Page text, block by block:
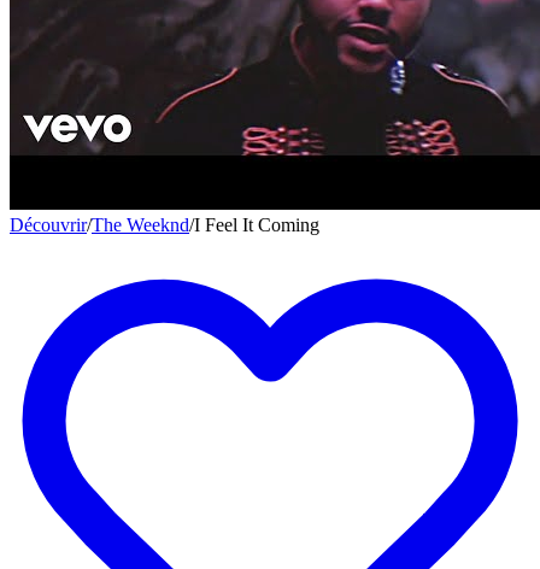
Découvrir/The Weeknd/I Feel It Coming